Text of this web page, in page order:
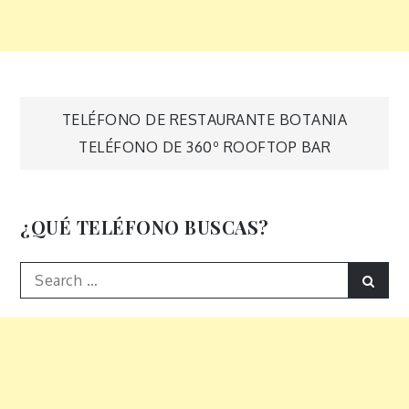
Navegación
entradas
TELÉFONO DE RESTAURANTE BOTANIA
TELÉFONO DE 360º ROOFTOP BAR
¿QUÉ TELÉFONO BUSCAS?
Search
for: